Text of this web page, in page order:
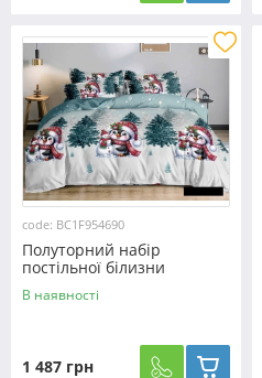
code: BC1F954690
Полуторний набір
постільної білизни
150*220 з Фланелі
№954690 Черешенька™
В наявності
1 487 грн